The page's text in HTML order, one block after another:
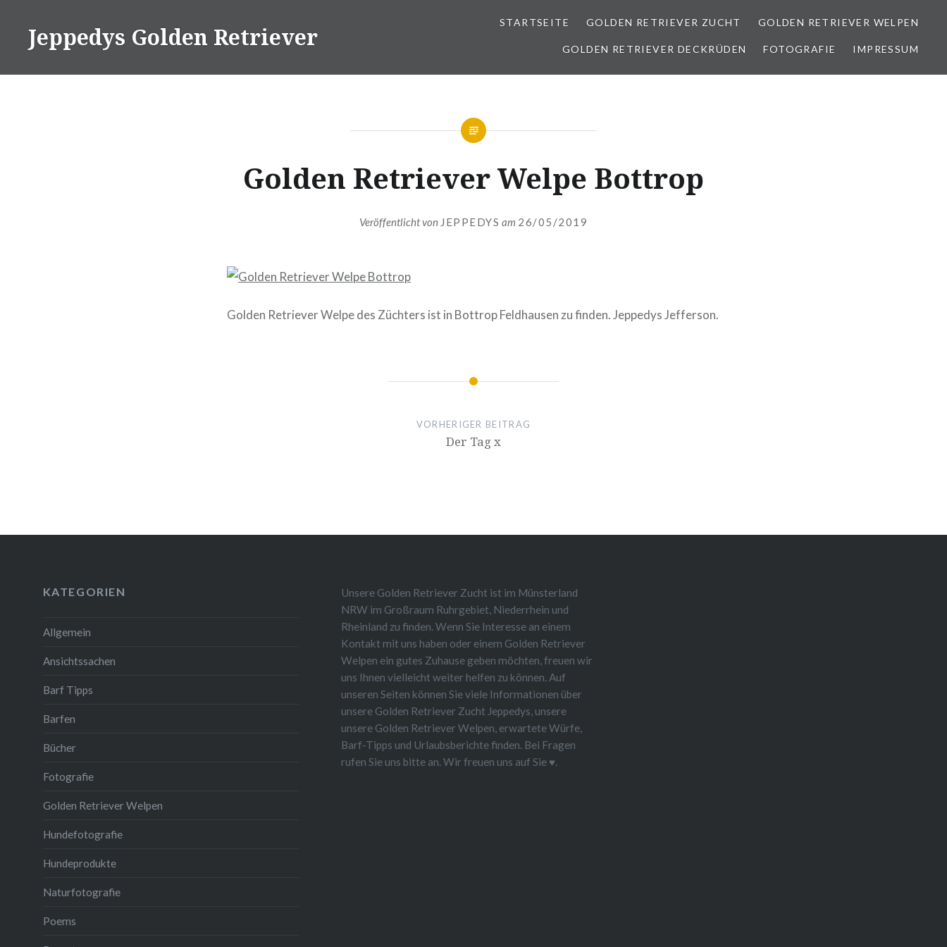
InhaltJeppedys Golden Retriever
STARTSEITE GOLDEN RETRIEVER ZUCHT GOLDEN RETRIEVER WELPEN
GOLDEN RETRIEVER DECKRÜDEN FOTOGRAFIE IMPRESSUM
Golden Retriever Welpe Bottrop
Veröffentlicht von JEPPEDYS am 26/05/2019
Golden Retriever Welpe des Züchters ist in Bottrop Feldhausen zu finden. Jeppedys Jefferson.
VORHERIGER BEITRAG
Der Tag x
KATEGORIEN
Allgemein
Ansichtssachen
Barf Tipps
Barfen
Bücher
Fotografie
Golden Retriever Welpen
Hundefotografie
Hundeprodukte
Naturfotografie
Poems
Unsere Golden Retriever Zucht ist im Münsterland
NRW im Großraum Ruhrgebiet, Niederrhein und
Rheinland zu finden. Wenn Sie Interesse an einem
Kontakt mit uns haben oder einem Golden Retriever
Welpen ein gutes Zuhause geben möchten, freuen wir
uns Ihnen vielleicht weiter helfen zu können. Auf
unseren Seiten können Sie viele Informationen über
unsere Golden Retriever Zucht Jeppedys, unsere
unsere Golden Retriever Welpen, erwartete Würfe,
Barf-Tipps und Urlaubsberichte finden. Bei Fragen
rufen Sie uns bitte an. Wir freuen uns auf Sie ♥.